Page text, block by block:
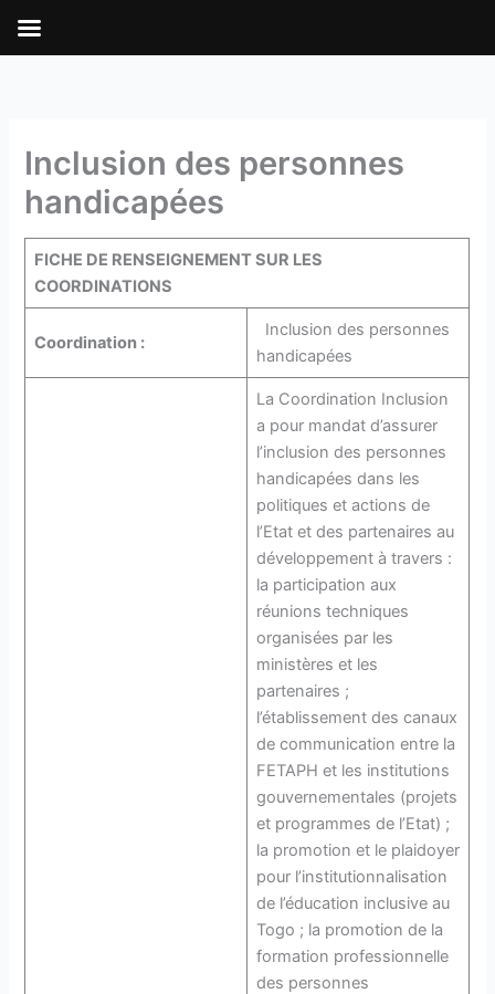
Inclusion des personnes
handicapées
FICHE DE RENSEIGNEMENT SUR LES
COORDINATIONS
Coordination :
Inclusion des personnes
handicapées
La Coordination Inclusion
a pour mandat d’assurer
l’inclusion des personnes
handicapées dans les
politiques et actions de
l’Etat et des partenaires au
développement à travers :
la participation aux
réunions techniques
organisées par les
ministères et les
partenaires ;
l’établissement des canaux
de communication entre la
FETAPH et les institutions
gouvernementales (projets
et programmes de l’Etat) ;
la promotion et le plaidoyer
pour l’institutionnalisation
de l’éducation inclusive au
Togo ; la promotion de la
formation professionnelle
des personnes